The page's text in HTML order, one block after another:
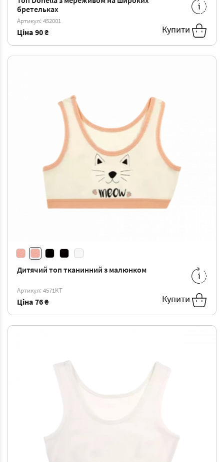
бретельках
Артикул: 452001
Ціна 90 ₴ Купити
4/5
Дитячий топ тканинний з малюнком
Артикул: 4571KT
Ціна 76 ₴ Купити
2/3 - 76 ₴ 4/5 - 80 ₴
6/7 84 ₴